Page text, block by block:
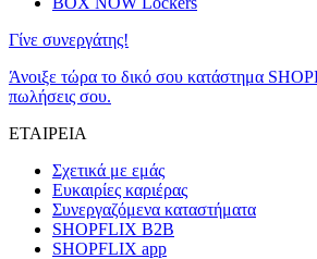
Γίνε συνεργάτης!
Άνοιξε τώρα το δικό σου κατάστημα
πωλήσεις σου.
ΕΤΑΙΡΕΙΑ
Σχετικά με εμάς
Ευκαιρίες καριέρας
Συνεργαζόμενα καταστήματα
SHOPFLIX B2B
SHOPFLIX app